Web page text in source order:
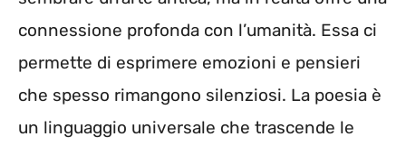
connessione profonda con l’umanità. Essa ci
permette di esprimere emozioni e pensieri
che spesso rimangono silenziosi. La poesia è
un linguaggio universale che trascende le